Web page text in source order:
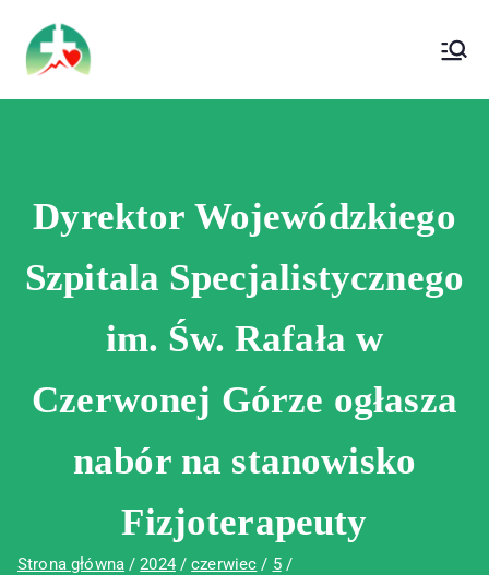
Wojewódzki Szpital Specjalistyczny im.
Św. Rafała w Czerwonej Górze
Dyrektor Wojewódzkiego
Szpitala Specjalistycznego
im. Św. Rafała w
Czerwonej Górze ogłasza
nabór na stanowisko
Fizjoterapeuty
Strona główna 2024 czerwiec
5